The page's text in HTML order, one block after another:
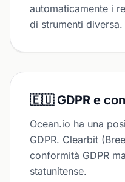
automaticamente i
di strumenti diversa.
🇪🇺 GDPR e
Ocean.io ha una
GDPR. Clearbit
conformità GDPR
statunitense.